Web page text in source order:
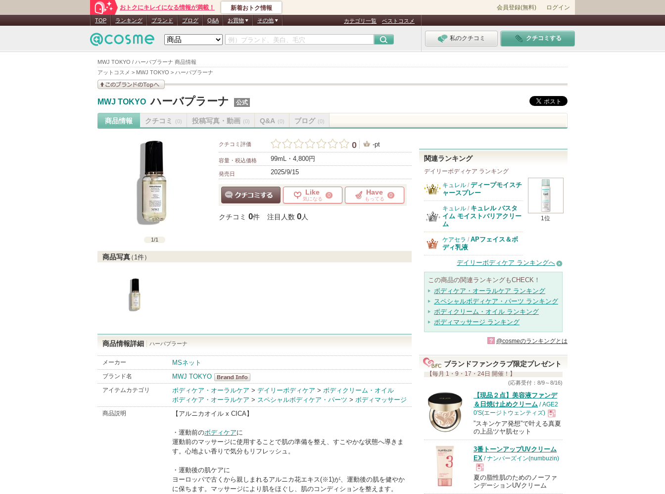
MWJ TOKYO / ハーバプラーナ 商品情報
アットコスメ > MWJ TOKYO > ハーバプラーナ
おトクにキレイになる情報が満載！ 新着おトク情報 会員登録(無料) ログイン
TOP ランキング ブランド ブログ Q&A お買物 その他 カテゴリ一覧 ベストコスメ
私のクチコミ クチコミする
MWJ TOKYO ハーバプラーナ 公式
商品情報 クチコミ (0) 投稿写真・動画 (0) Q&A (0) ブログ (0)
1/1
クチコミ評価 0 -pt
容量・税込価格 99mL・4,800円
発売日 2025/9/15
Like
気になる
0 Have
もってる
0
クチコミ 0件 注目人数 0人
商品写真（ 1件）
商品情報詳細 ハーバプラーナ
メーカー MSネット
ブランド名
MWJ TOKYO
MWJ TOKYO
BrandInfo
アイテムカテゴリ ボディケア・オーラルケア > デイリーボディケア > ボディクリーム・オイル
ボディケア・オーラルケア > スペシャルボディケア・パーツ > ボディマッサージ
商品説明 【アルニカオイル x CICA】
・運動前のボディケアに
運動前のマッサージに使用することで肌の準備を整え、すこやかな状態へ導きま
す。心地よい香りで気分もリフレッシュ。
・運動後の肌ケアに
ヨーロッパで古くから親しまれるアルニカ花エキス(※1)が、運動後の肌を健やか
に保ちます。マッサージにより肌をほぐし、肌のコンディションを整えます。
関連ランキング
デイリーボディケア ランキング
1位
キュレル / ディープモイスチ
ャースプレー
キュレル / キュレル バスタ
イム モイストバリアクリー
ム
ケアセラ / APフェイス＆ボ
ディ乳液
デイリーボディケア ランキングへ
この商品の関連ランキングもCHECK！
ボディケア・オーラルケア ランキング
スペシャルボディケア・パーツ ランキング
ボディクリーム・オイル ランキング
ボディマッサージ ランキング
? @cosmeのランキングとは
ブランドファンクラブ限定プレゼント
【毎月 1・9・17・24日 開催！】
(応募受付：8/9～8/16)
【現品２点】美容液ファンデ
＆日焼け止めクリーム / AGE2
0'S(エージトウェンティズ)
現
品
”スキンケア発想”で叶える真夏
の上品ツヤ肌セット
3番トーンアップUVクリーム
EX / ナンバーズイン(numbuzin)
現
夏の脂性肌のためのノーファ
ンデーションUVクリーム